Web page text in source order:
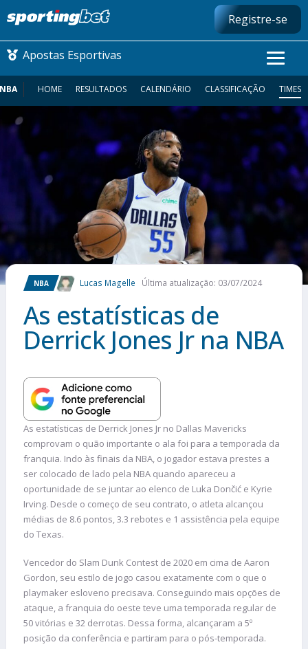
Registre-se
Apostas Esportivas
FUTEBOL NACIONAL
FUTEBOL INTERNACIONAL
COMO APOSTAR
MAIS ESPORTES
NBA HOME RESULTADOS CALENDÁRIO CLASSIFICAÇÃO TIMES
NBA Lucas Magelle Última atualização: 03/07/2024
As estatísticas de
Derrick Jones Jr na NBA
As estatísticas de Derrick Jones Jr no Dallas Mavericks
comprovam o quão importante o ala foi para a temporada da
franquia. Indo às finais da NBA, o jogador estava prestes a
ser colocado de lado pela NBA quando apareceu a
oportunidade de se juntar ao elenco de Luka Dončić e Kyrie
Irving. Desde o começo de seu contrato, o atleta alcançou
médias de 8.6 pontos, 3.3 rebotes e 1 assistência pela equipe
do Texas.
Vencedor do Slam Dunk Contest de 2020 em cima de Aaron
Gordon, seu estilo de jogo casou exatamente com o que o
playmaker esloveno precisava. Conseguindo mais opções de
ataque, a franquia do oeste teve uma temporada regular de
50 vitórias e 32 derrotas. Dessa forma, alcançaram a 5º
posição da conferência e partiram para o pós-temporada.